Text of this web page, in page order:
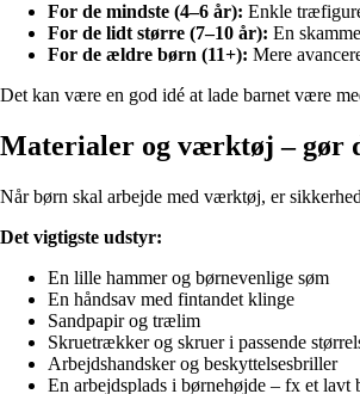
For de mindste (4–6 år): Enkle
For de lidt større (7–10 år): En
For de ældre børn (11+): Mere
Det kan være en god idé at lade barnet være
Materialer og værktøj – gør
Når børn skal arbejde med værktøj, er
Det vigtigste udstyr:
En lille hammer og børnevenlige søm
En håndsav med fintandet klinge
Sandpapir og trælim
Skruetrækker og skruer i passende
Arbejdshandsker og beskyttelsesbriller
En arbejdsplads i børnehøjde – fx et lavt